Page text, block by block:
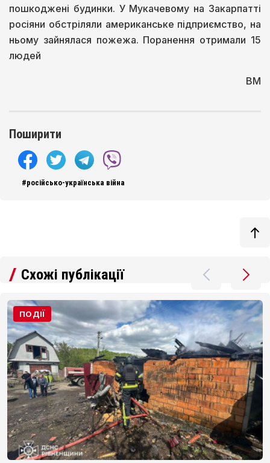
пошкоджені будинки. У Мукачевому на Закарпатті
росіяни обстріляли американське підприємство, на
ньому зайнялася пожежа. Поранення отримали 15
людей
ВМ
Поширити
#російсько-українська війна
Схожі публікації
ПОДІЇ